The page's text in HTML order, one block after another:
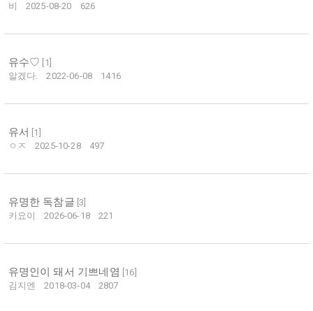
비
2025-08-20 626
유수♡ 1
알겠다.
2022-06-08 1416
유서 1
ㅇㅈ
2025-10-28 497
유명한 독참글 [3
키요이
2026-06-18 221
유명인이 돼서 기쁘네염 16
김지엔
2018-03-04 2807